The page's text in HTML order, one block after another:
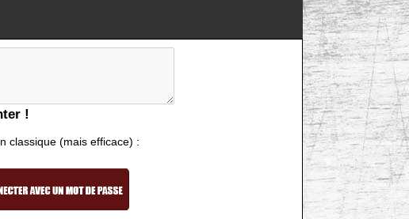
!
classique (mais efficace) :